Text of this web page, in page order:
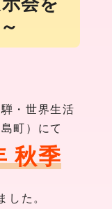
・世界生活
町）にて
秋季
した。